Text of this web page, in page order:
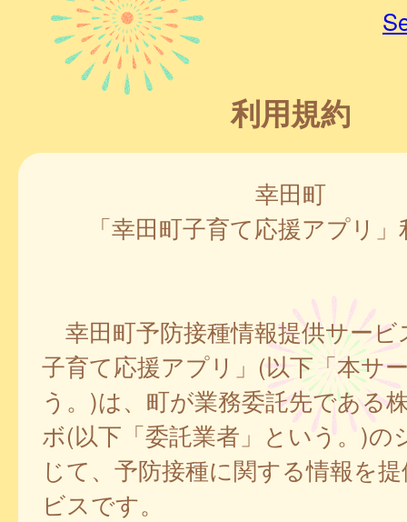
利用規約
幸田町
「幸田町子育て応援アプリ
幸田町予防接種情報提供サービ
子育て応援アプリ」(以下「本サ
う。)は、町が業務委託先である
ボ(以下「委託業者」という。)の
じて、予防接種に関する情報を
ビスです。